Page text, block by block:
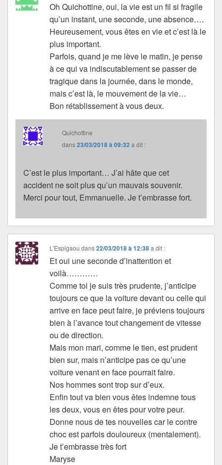
Oh Quichottine, oui, la vie est un fil si fragile
qu’un instant, une seconde, une absence….
Heureusement, vous êtes en vie et c’est là le
plus important.
Parfois, quand je me lève le matin, je pense
à ce qui va indiscutablement se passer de
tragique dans la journée, dans le monde,
mais c’est là, le mouvement de la vie…
Bon rétablissement à vous deux.
Quichottine
dans23/03/2018 à 09:32 a dit :
C’est le plus important… J’ai hâte que cet
accident ne soit plus qu’un mauvais souvenir.
Merci pour tout, Emmanuelle. Je t’embrasse fort.
L'Espigaou dans22/03/2018 à 12:38 a dit :
Et oui une seconde d’inattention et
voilà…………
Comme toi je suis très prudente, j’anticipe
toujours ce que la voiture devant ou celle qui
arrive en face peut faire, je préviens toujours
bien à l’avance tout changement de vitesse
ou de direction.
Mais mon mari, comme le tien, est prudent
bien sur, mais n’anticipe pas ce qu’une
voiture venant en face pourrait faire.
Nos hommes sont trop sur d’eux.
Enfin tout va bien vous êtes indemne tous
les deux, vous en êtes pour votre peur.
Donne nous de tes nouvelles car le contre
choc est parfois douloureux (mentalement).
Je t’embrasse très fort
Maryse